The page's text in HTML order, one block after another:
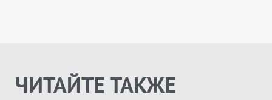
ЧИТАЙТЕ ТАКЖЕ